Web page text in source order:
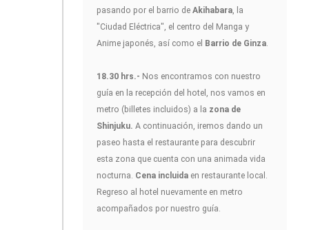
pasando por el barrio de Akihabara, la
"Ciudad Eléctrica", el centro del Manga y
Anime japonés, así como el Barrio de Ginza.
18.30 hrs.- Nos encontramos con nuestro
guía en la recepción del hotel, nos vamos en
metro (billetes incluidos) a la zona de
Shinjuku. A continuación, iremos dando un
paseo hasta el restaurante para descubrir
esta zona que cuenta con una animada vida
nocturna. Cena incluida en restaurante local.
Regreso al hotel nuevamente en metro
acompañados por nuestro guía.